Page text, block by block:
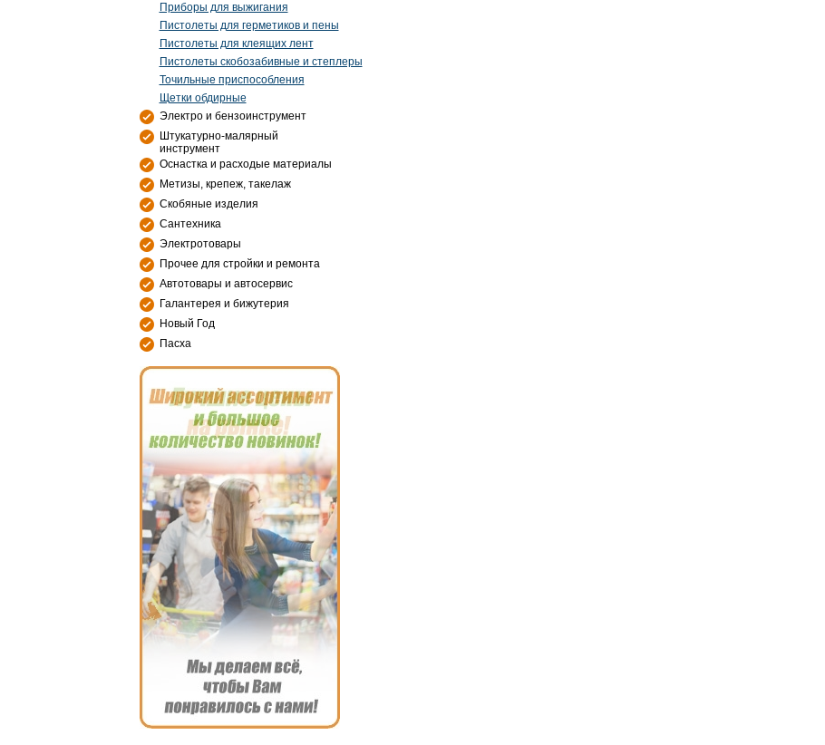
Приборы для выжигания
Пистолеты для герметиков и пены
Пистолеты для клеящих лент
Пистолеты скобозабивные и степлеры
Точильные приспособления
Щетки обдирные
Электро и бензоинструмент
Штукатурно-малярный
инструмент
Оснастка и расходые материалы
Метизы, крепеж, такелаж
Скобяные изделия
Сантехника
Электротовары
Прочее для стройки и ремонта
Автотовары и автосервис
Галантерея и бижутерия
Новый Год
Пасха